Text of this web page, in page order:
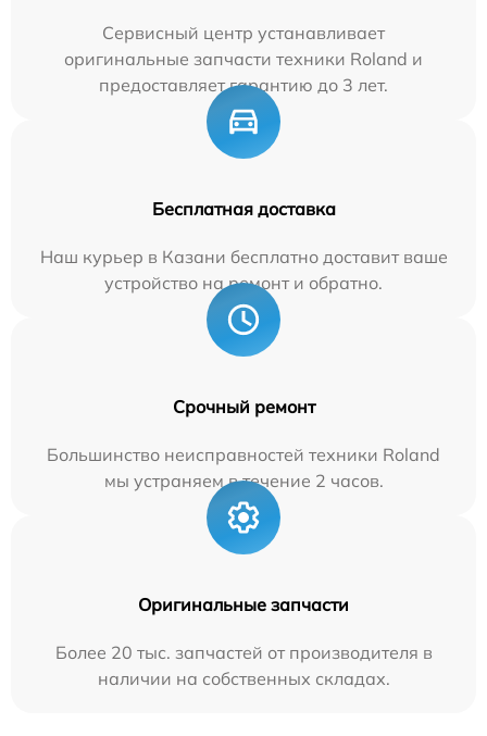
Сервисный центр устанавливает
оригинальные запчасти техники Roland и
предоставляет гарантию до 3 лет.
Бесплатная доставка
Наш курьер в Казани бесплатно доставит ваше
устройство на ремонт и обратно.
Срочный ремонт
Большинство неисправностей техники Roland
мы устраняем в течение 2 часов.
Оригинальные запчасти
Более 20 тыс. запчастей от производителя в
наличии на собственных складах.